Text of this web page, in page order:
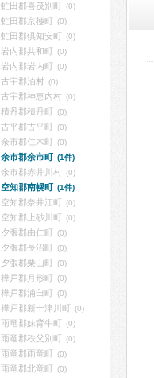
虻田郡喜茂別町 (0)
虻田郡京極町 (0)
虻田郡倶知安町 (0)
岩内郡共和町 (0)
岩内郡岩内町 (0)
古宇郡泊村 (0)
古宇郡神恵内村 (0)
積丹郡積丹町 (0)
古平郡古平町 (0)
余市郡仁木町 (0)
余市郡余市町 (1件)
余市郡赤井川村 (0)
空知郡南幌町 (1件)
空知郡奈井江町 (0)
空知郡上砂川町 (0)
夕張郡由仁町 (0)
夕張郡長沼町 (0)
夕張郡栗山町 (0)
樺戸郡月形町 (0)
樺戸郡浦臼町 (0)
樺戸郡新十津川町 (0)
雨竜郡妹背牛町 (0)
雨竜郡秩父別町 (0)
雨竜郡雨竜町 (0)
雨竜郡北竜町 (0)